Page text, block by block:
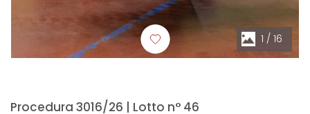
1 / 16
Procedura 3016/26 | Lotto n° 46